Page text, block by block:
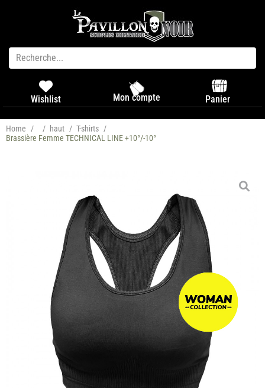
Wishlist Mon compte Panier
Home / / haut / T-shirts /
Brassière Femme TECHNICAL LINE +10°/-10°